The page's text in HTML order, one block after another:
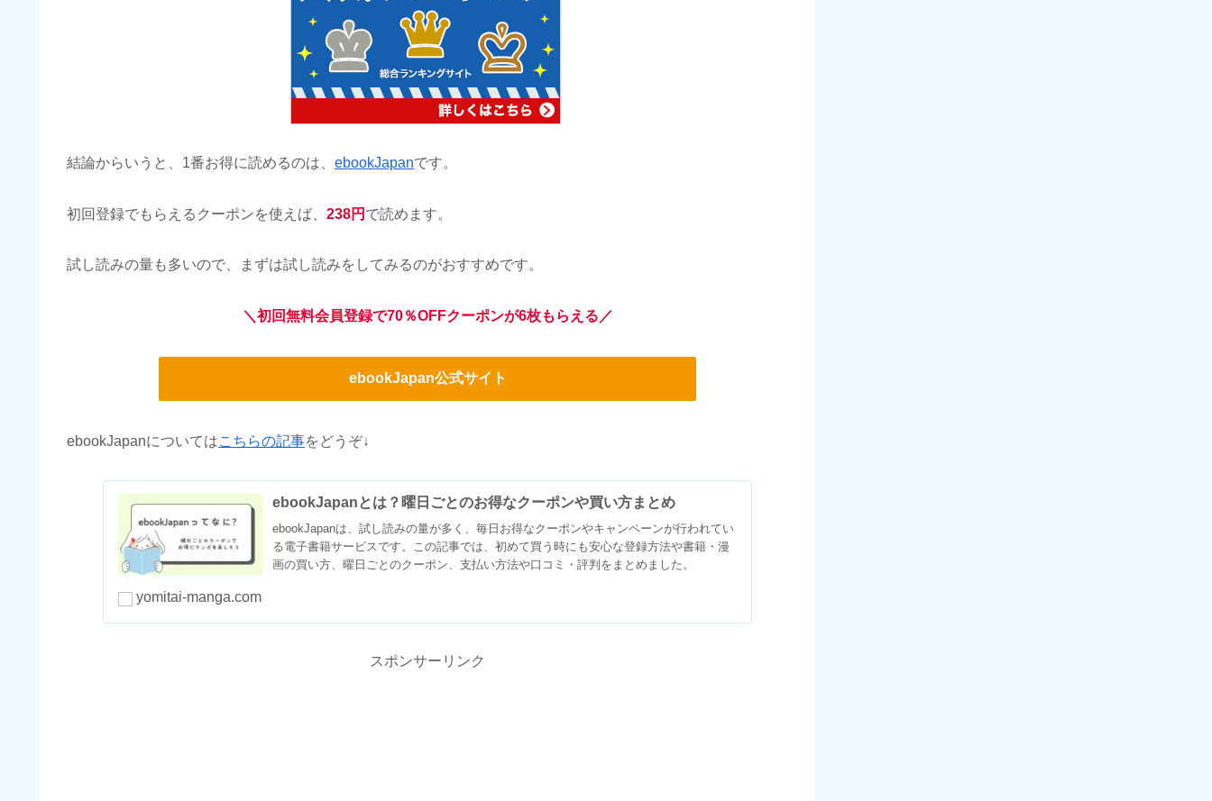
結論からいうと、1番お得に読めるのは、 ebookJapanです。
初回登録でもらえるクーポンを使えば、 238円 で読めます。
試し読みの量も多いので、まずは試し読みをしてみるのがおすすめです。
＼初回無料会員登録で70％OFFクーポンが6枚もらえる／
ebookJapan公式サイト
ebookJapanについてはこちらの記事をどうぞ↓
ebookJapanとは？曜日ごとのお得なクーポンや買い方まとめ
ebookJapanは、試し読みの量が多く、毎日お得なクーポンやキャンペーンが行われてい
る電子書籍サービスです。この記事では、初めて買う時にも安心な登録方法や書籍・漫
画の買い方、曜日ごとのクーポン、支払い方法や口コミ・評判をまとめました。
yomitai-manga.com
スポンサーリンク